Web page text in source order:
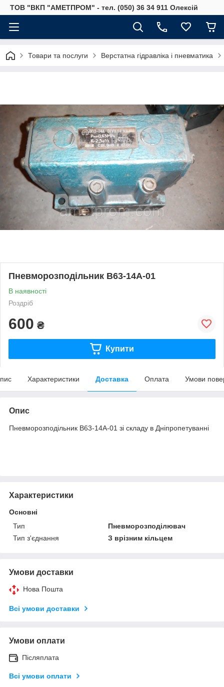
ТОВ "ВКП "АМЕТПРОМ" - тел. (050) 36 34 911 Олексій
Товари та послуги Верстатна гідравліка і пневматика
Пневморозподільник В63-14А-01
В наявності
Роздріб
600 ₴
Купити
Характеристики Доставка Оплата Умови
Опис
Пневморозподільник В63-14А-01 зі складу в Дніпропетуванні
Характеристики
Основні
Тип
Пневморозподілювач
Тип з'єднання
З врізним кільцем
Умови доставки
Нова Пошта
Всі умови доставки
Умови оплати
Післяплата
Всі умови оплати